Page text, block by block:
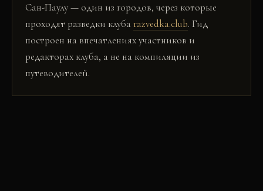
Сан-Паулу— один из городов, через которые
проходят разведки клуба razvedka.club. Гид
построен на впечатлениях участников и
редакторах клуба, а не на компиляции из
путеводителей.